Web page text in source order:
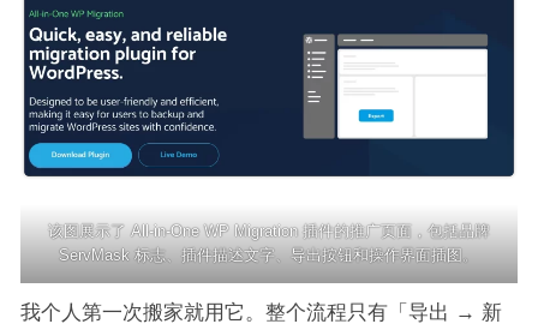
该图展示了 All-in-One WP Migration 插件的推广页面，包括品牌
ServMask 标志、插件描述文字、导出按钮和操作界面插图。
我个人第一次搬家就用它。整个流程只有「导出 → 新